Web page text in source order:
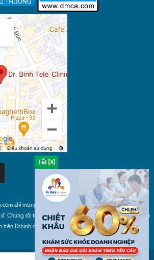
chỉ mang tính chất tham khảo, khi áp dụng phải tuyệt
Chúng tôi tuyệt đối không chịu bất cứ trách nhiệm nào do
trên Drbinh.com gây ra.